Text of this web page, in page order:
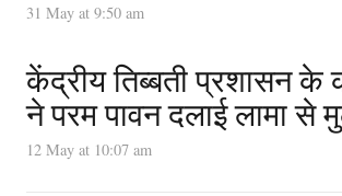
31 May at 9:50 am
केंद्रीय तिब्बती प्रशासन के
ने परम पावन दलाई लामा से
12 May at 10:07 am